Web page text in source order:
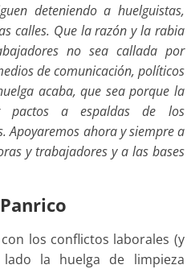
deteniendo a huelguistas,
calles. Que la razón y la rabia
no sea callada por
de comunicación, políticos
acaba, que sea porque la
a espaldas
de los
Apoyaremos ahora y siempre a
y trabajadores y a las bases
los conflictos laborales (y
la huelga de limpieza